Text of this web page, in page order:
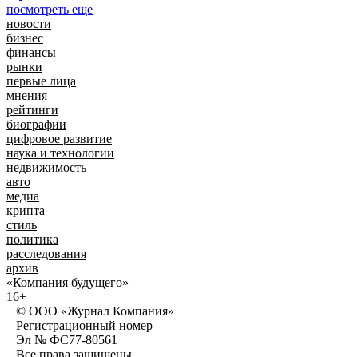
посмотреть еще
новости
бизнес
финансы
рынки
первые лица
мнения
рейтинги
биографии
цифровое развитие
наука и технологии
недвижимость
авто
медиа
крипта
стиль
политика
расследования
архив
«Компания будущего»
16+
© ООО «Журнал Компания»
Регистрационный номер
Эл № ФС77-80561
Все права защищены